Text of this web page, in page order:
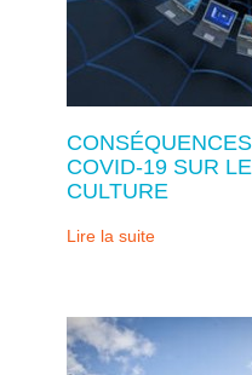
COVID-19 SUR
CULTURE
Lire la suite